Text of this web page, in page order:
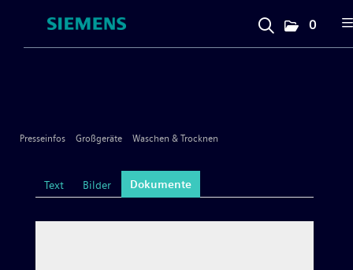
0
Geschirrspülen
Presseinfos Großgeräte Waschen & Trocknen
Text Bilder Dokumente